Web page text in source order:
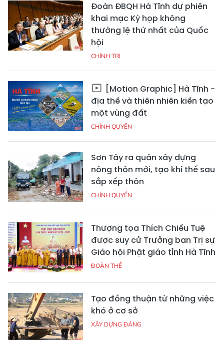
Đoàn ĐBQH Hà Tĩnh dự phiên
khai mạc Kỳ họp không
thường lệ thứ nhất của Quốc
hội
CHÍNH TRỊ
[Motion Graphic] Hà Tĩnh -
địa thế và thiên nhiên kiến tạo
một vùng đất
CHÍNH QUYỀN
Sơn Tây ra quân xây dựng
nông thôn mới, tạo khí thế sau
sắp xếp thôn
CHÍNH QUYỀN
Thượng tọa Thích Chiếu Tuệ
được suy cử Trưởng ban Trị sự
Giáo hội Phật giáo tỉnh Hà Tĩnh
ĐOÀN THỂ
Tạo đồng thuận từ những việc
khó ở cơ sở
XÂY DỰNG ĐẢNG